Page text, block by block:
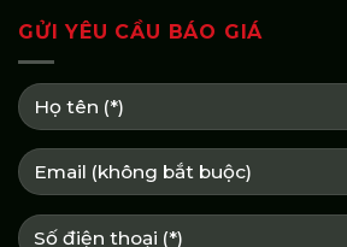
GỬI YÊU CẦU BÁO GIÁ